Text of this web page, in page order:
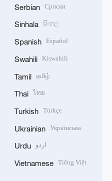
Serbian Српски
Sinhala සිංහල
Spanish Español
Swahili Kiswahili
Tamil தமிழ்
Thai ไทย
Turkish Türkçe
Ukrainian Українська
Urdu اردو
Vietnamese Tiếng Việt